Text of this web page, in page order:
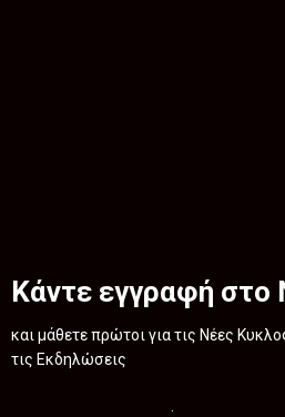
Κάντε εγγραφή στο
και μάθετε πρώτοι για τις Νέες
τις Εκδηλώσεις
.